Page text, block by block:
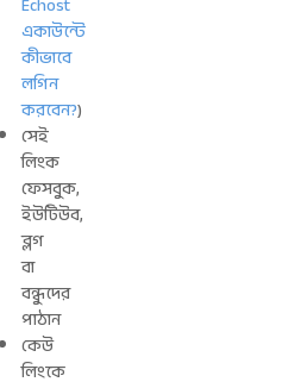
একাউন্টে
কীভাবে
লগিন
করবেন?)
সেই
লিংক
ফেসবুক,
ইউটিউব,
ব্লগ
বা
বন্ধুদের
পাঠান
কেউ
লিংকে